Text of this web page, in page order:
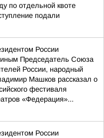
по отдельной квоте
подали
России
Председатель Союза
России, народный
Машков рассказал о
фестиваля
«Федерация»...
России